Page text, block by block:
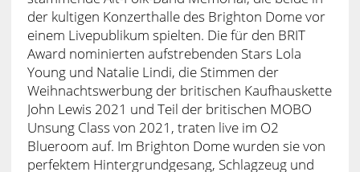
der kultigen Konzerthalle des Brighton Dome vor
einem Livepublikum spielten. Die für den BRIT
Award nominierten aufstrebenden Stars Lola
Young und Natalie Lindi, die Stimmen der
Weihnachtswerbung der britischen Kaufhauskette
John Lewis 2021 und Teil der britischen MOBO
Unsung Class von 2021, traten live im O2
Blueroom auf. Im Brighton Dome wurden sie von
perfektem Hintergrundgesang, Schlagzeug und